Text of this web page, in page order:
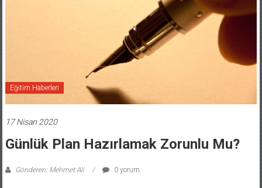
Eğitim Haberleri
17 Nisan 2020
Günlük Plan Hazırlamak Zorunlu Mu?
Gönderen: Mehmet Ali 0 yorum